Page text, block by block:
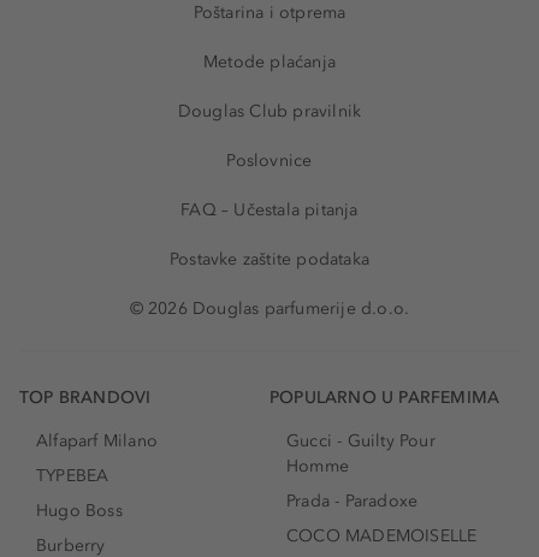
Poštarina i otprema
Metode plaćanja
Douglas Club pravilnik
Poslovnice
FAQ – Učestala pitanja
Postavke zaštite podataka
© 2026 Douglas parfumerije d.o.o.
TOP BRANDOVI
Alfaparf Milano
TYPEBEA
Hugo Boss
Burberry
POPULARNO U PARFEMIMA
Gucci - Guilty Pour
Homme
Prada - Paradoxe
COCO MADEMOISELLE